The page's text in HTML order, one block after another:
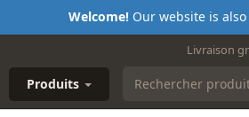
Welcome!Our website is
Livraison
Produits